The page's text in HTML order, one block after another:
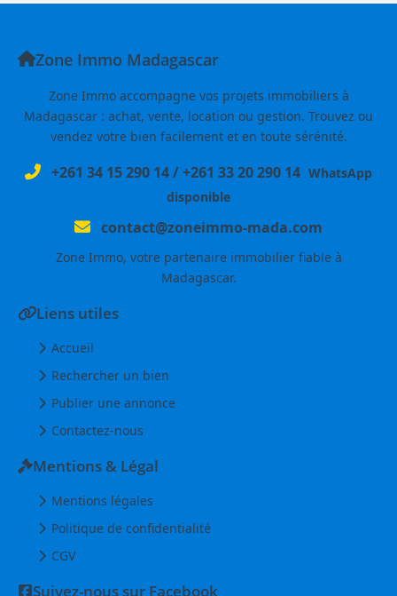
Zone Immo Madagascar
Zone Immo accompagne vos projets immobiliers à
Madagascar : achat, vente, location ou gestion. Trouvez ou
vendez votre bien facilement et en toute sérénité.
+261 34 15 290 14/+261 33 20 290 14 WhatsApp
disponible
contact@zoneimmo-mada.com
Zone Immo, votre partenaire immobilier fiable à
Madagascar.
Liens utiles
Accueil
Rechercher un bien
Publier une annonce
Contactez-nous
Mentions & Légal
Mentions légales
Politique de confidentialité
CGV
Suivez-nous sur Facebook